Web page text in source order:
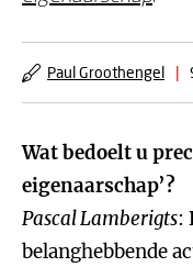
Paul Groothengel |
Wat bedoelt u
eigenaarschap’?
Pascal Lamberigts:
belanghebbende